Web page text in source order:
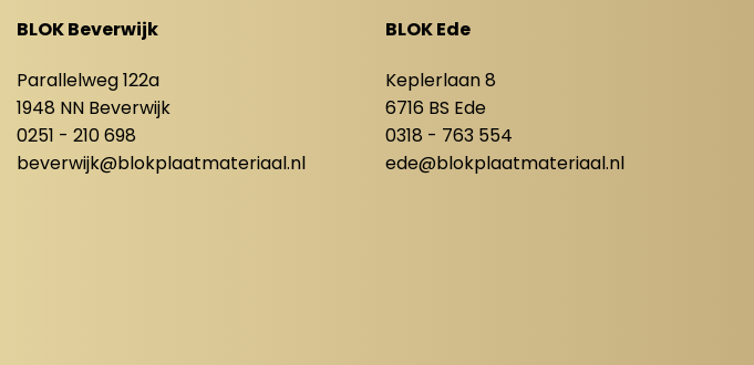
BLOK Beverwijk
Parallelweg 122a
1948 NN Beverwijk
0251 - 210 698
beverwijk@blokplaatmateriaal.nl
BLOK Ede
Keplerlaan 8
6716 BS Ede
0318 - 763 554
ede@blokplaatmateriaal.nl